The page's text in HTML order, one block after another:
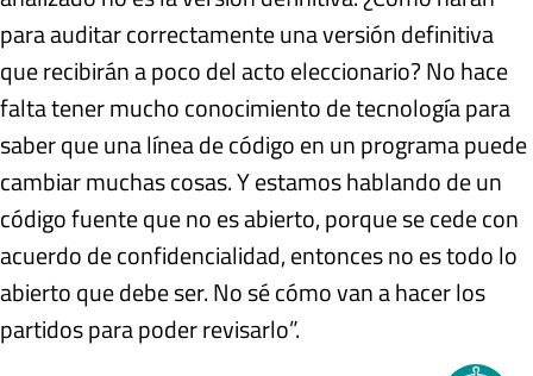
para auditar correctamente una versión definitiva
que recibirán a poco del acto eleccionario? No hace
falta tener mucho conocimiento de tecnología para
saber que una línea de código en un programa puede
cambiar muchas cosas. Y estamos hablando de un
código fuente que no es abierto, porque se cede con
acuerdo de confidencialidad, entonces no es todo lo
abierto que debe ser. No sé cómo van a hacer los
partidos para poder revisarlo”.